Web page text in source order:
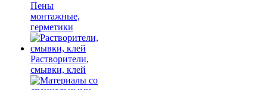
Пены
монтажные,
герметики
Растворители,
смывки, клей